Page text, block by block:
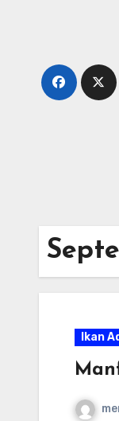
Ikan